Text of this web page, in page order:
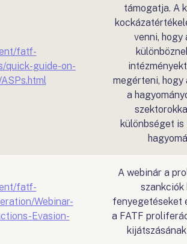
fatf-
quick-guide-on-
támogatja. A
venni,
megérteni, hogy
a
különbséget
fatf-
Webinar-
Evasion-
A webinár a
szankciók
fenyegetéseket
a FATF